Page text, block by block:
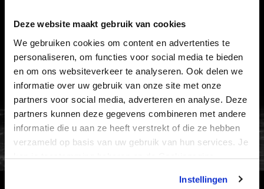
Deze website maakt gebruik van cookies
We gebruiken cookies om content en advertenties te
personaliseren, om functies voor social media te bieden
en om ons websiteverkeer te analyseren. Ook delen we
informatie over uw gebruik van onze site met onze
partners voor social media, adverteren en analyse. Deze
partners kunnen deze gegevens combineren met andere
informatie die u aan ze heeft verstrekt of die ze hebben
verzameld op basis van uw gebruik van hun services. Je
kan je toestemming beheren op de Cookiepagina.
Instellingen
VEELGESTELDE VRAGEN
CONTACT
WERKEN BIJ
FC Utrecht<br>vanuit<br>het